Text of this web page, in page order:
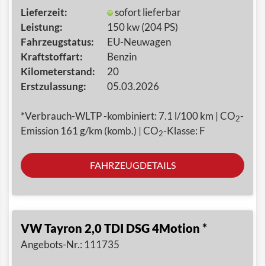
Lieferzeit:
Leistung:
Fahrzeugstatus:
Kraftstoffart:
Kilometerstand:
Erstzulassung:
sofort lieferbar
150 kw (204 PS)
EU-Neuwagen
Benzin
20
05.03.2026
*Verbrauch-WLTP -kombiniert: 7.1 l/100 km | CO2-
Emission 161 g/km (komb.) | CO2-Klasse: F
FAHRZEUGDETAILS
VW Tayron 2,0 TDI DSG 4Motion *
Angebots-Nr.: 111735